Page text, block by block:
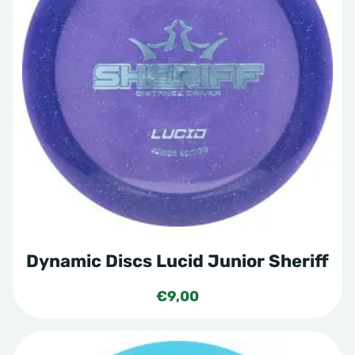
Dynamic Discs Lucid Junior Sheriff
€9,00
meerdere
variaties.
Deze
optie
kan
gekozen
worden